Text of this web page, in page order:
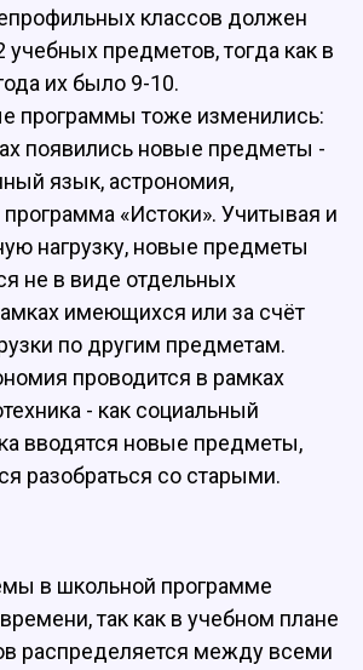
классов должен
учебных предметов, тогда как в
их было 9-10.
программы тоже изменились:
появились новые предметы -
язык, астрономия,
программа «Истоки». Учитывая и
нагрузку, новые предметы
не в виде отдельных
имеющихся или за счёт
по другим предметам.
проводится в рамках
- как социальный
вводятся новые предметы,
разобраться со старыми.
в школьной программе
так как в учебном плане
распределяется между всеми